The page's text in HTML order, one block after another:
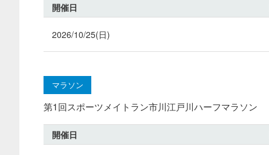
開催日
2026/10/25(日)
マラソン
第1回スポーツメイトラン市川江戸川ハーフマラソン
開催日